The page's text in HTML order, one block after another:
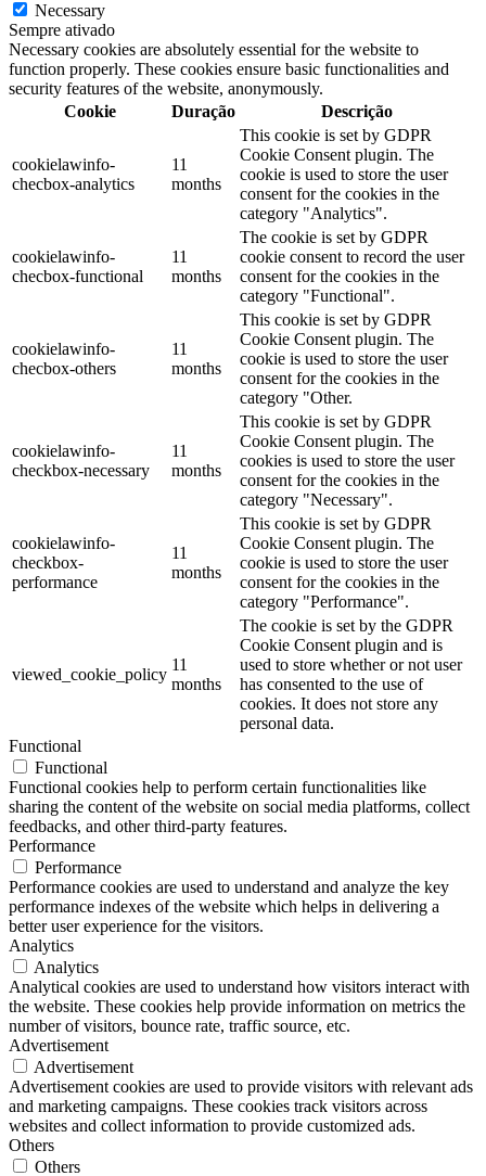
Necessary
Sempre ativado
Necessary cookies are absolutely essential for the website to
function properly. These cookies ensure basic functionalities and
security features of the website, anonymously.
Cookie
Duração Descrição
cookielawinfo-
checbox-analytics
11
months
This cookie is set by GDPR
Cookie Consent plugin. The
cookie is used to store the user
consent for the cookies in the
category "Analytics".
cookielawinfo-
checbox-functional
11
months
The cookie is set by GDPR
cookie consent to record the user
consent for the cookies in the
category "Functional".
cookielawinfo-
checbox-others
11
months
This cookie is set by GDPR
Cookie Consent plugin. The
cookie is used to store the user
consent for the cookies in the
category "Other.
cookielawinfo-
checkbox-necessary
11
months
This cookie is set by GDPR
Cookie Consent plugin. The
cookies is used to store the user
consent for the cookies in the
category "Necessary".
cookielawinfo-
checkbox-
performance
11
months
This cookie is set by GDPR
Cookie Consent plugin. The
cookie is used to store the user
consent for the cookies in the
category "Performance".
viewed_cookie_policy
11
months
The cookie is set by the GDPR
Cookie Consent plugin and is
used to store whether or not user
has consented to the use of
cookies. It does not store any
personal data.
Functional
Functional
Functional cookies help to perform certain functionalities like
sharing the content of the website on social media platforms, collect
feedbacks, and other third-party features.
Performance
Performance
Performance cookies are used to understand and analyze the key
performance indexes of the website which helps in delivering a
better user experience for the visitors.
Analytics
Analytics
Analytical cookies are used to understand how visitors interact with
the website. These cookies help provide information on metrics the
number of visitors, bounce rate, traffic source, etc.
Advertisement
Advertisement
Advertisement cookies are used to provide visitors with relevant ads
and marketing campaigns. These cookies track visitors across
websites and collect information to provide customized ads.
Others
Others